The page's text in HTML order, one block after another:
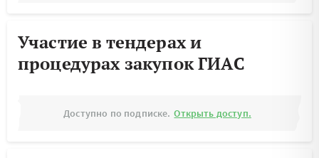
Участие в тендерах и
процедурах закупок ГИАС
Доступно по подписке. Открыть доступ.